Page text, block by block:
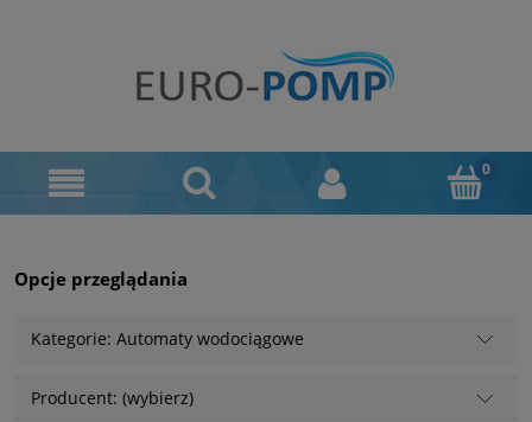
Opcje przeglądania
Kategorie: Automaty wodociągowe
Producent: (wybierz)